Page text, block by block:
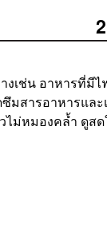
ช่น อาหารที่มี
สารอาหารแล
ไม่หมองคล้ำ ดูส